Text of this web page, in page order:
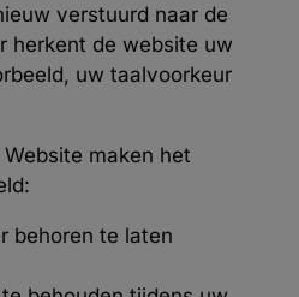
verstuurd naar de
herkent de website uw
uw taalvoorkeur
maken het
behoren te laten